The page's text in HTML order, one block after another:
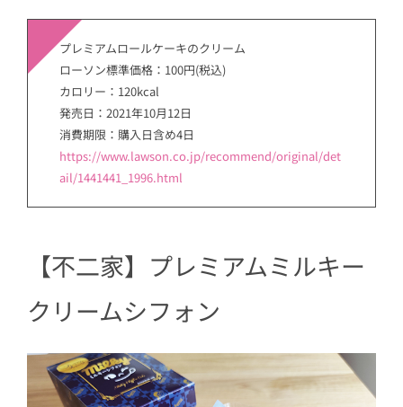
プレミアムロールケーキのクリーム
ローソン標準価格：100円(税込)
カロリー：120kcal
発売日：2021年10月12日
消費期限：購入日含め4日
https://www.lawson.co.jp/recommend/original/det
ail/1441441_1996.html
【不二家】プレミアムミルキー
クリームシフォン